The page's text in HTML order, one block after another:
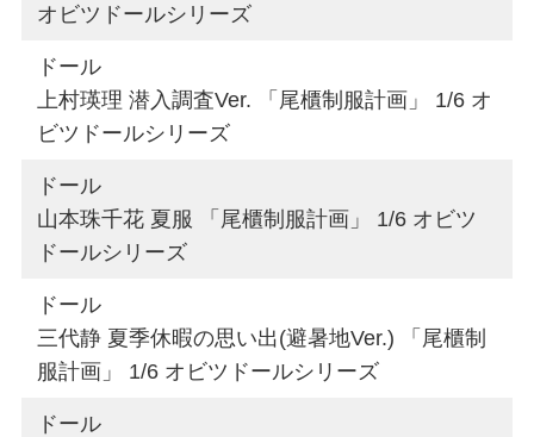
オビツドールシリーズ
ドール
上村瑛理 潜入調査Ver. 「尾櫃制服計画」 1/6 オ
ビツドールシリーズ
ドール
山本珠千花 夏服 「尾櫃制服計画」 1/6 オビツ
ドールシリーズ
ドール
三代静 夏季休暇の思い出(避暑地Ver.) 「尾櫃制
服計画」 1/6 オビツドールシリーズ
ドール